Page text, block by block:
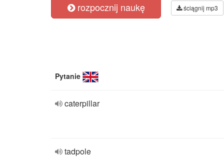
rozpocznij naukę ściągnij mp3
Pytanie
caterpillar
tadpole